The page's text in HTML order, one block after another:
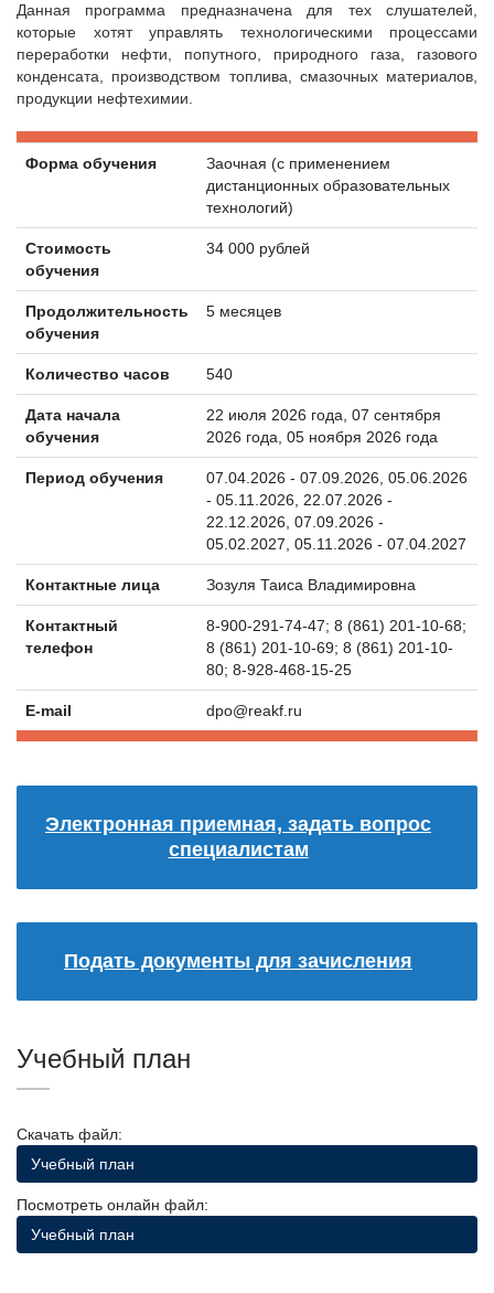
Данная программа предназначена для тех слушателей,
которые хотят управлять технологическими процессами
переработки нефти, попутного, природного газа, газового
конденсата, производством топлива, смазочных материалов,
продукции нефтехимии.
Форма обучения
Заочная (с применением
дистанционных образовательных
технологий)
Стоимость
обучения
34 000 рублей
Продолжительность
обучения
5 месяцев
Количество часов 540
Дата начала
обучения
22 июля 2026 года, 07 сентября
2026 года, 05 ноября 2026 года
Период обучения
07.04.2026 - 07.09.2026, 05.06.2026
- 05.11.2026, 22.07.2026 -
22.12.2026, 07.09.2026 -
05.02.2027, 05.11.2026 - 07.04.2027
Контактные лица Зозуля Таиса Владимировна
Контактный
телефон
8-900-291-74-47; 8 (861) 201-10-68;
8 (861) 201-10-69; 8 (861) 201-10-
80; 8-928-468-15-25
E-mail dpo@reakf.ru
Электронная приемная, задать вопрос
специалистам
Подать документы для зачисления
Учебный план
Скачать файл:
Учебный план
Посмотреть онлайн файл:
Учебный план